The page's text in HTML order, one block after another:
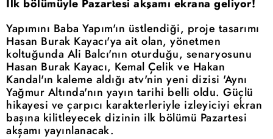
İlk bölümüyle Pazartesi akşamı ekrana geliyor!
Yapımını Baba Yapım'ın üstlendiği, proje tasarımı
Hasan Burak Kayacı'ya ait olan, yönetmen
koltuğunda Ali Balcı'nın oturduğu, senaryosunu
Hasan Burak Kayacı, Kemal Çelik ve Hakan
Kandal'ın kaleme aldığı atv'nin yeni dizisi 'Aynı
Yağmur Altında'nın yayın tarihi belli oldu. Güçlü
hikayesi ve çarpıcı karakterleriyle izleyiciyi ekran
başına kilitleyecek dizinin ilk bölümü Pazartesi
akşamı yayınlanacak.